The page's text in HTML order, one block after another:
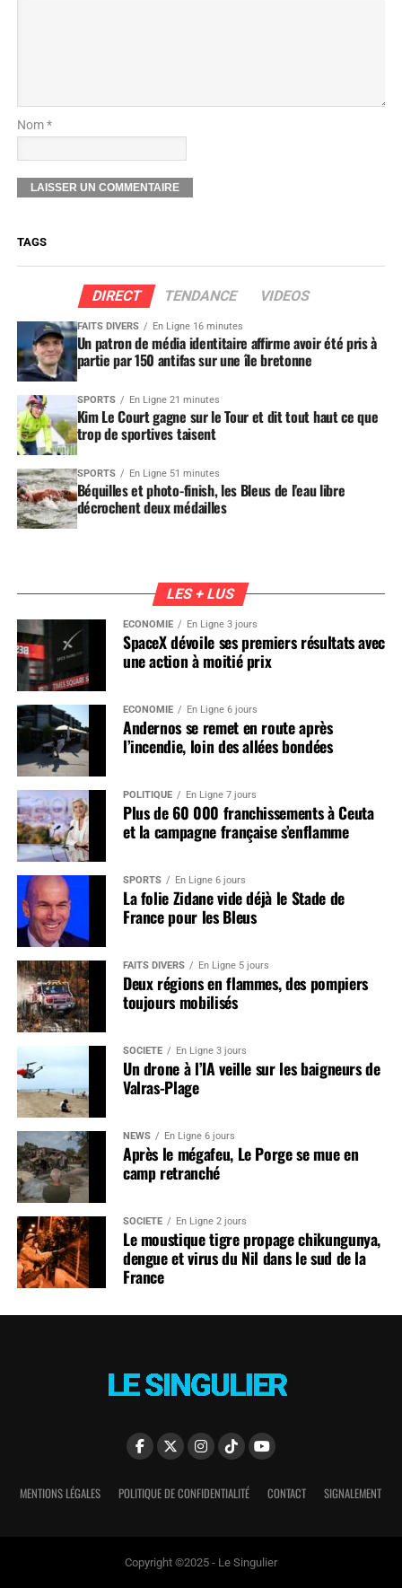
Nom *
TAGS
DIRECT TENDANCE VIDEOS
FAITS DIVERS En Ligne 16 minutes
Un patron de média identitaire affirme avoir été pris à
partie par 150 antifas sur une île bretonne
SPORTS En Ligne 21 minutes
Kim Le Court gagne sur le Tour et dit tout haut ce que
trop de sportives taisent
SPORTS En Ligne 51 minutes
Béquilles et photo-finish, les Bleus de l’eau libre
décrochent deux médailles
LES + LUS
ÉCONOMIE En Ligne 3 jours
SpaceX dévoile ses premiers résultats avec
une action à moitié prix
ÉCONOMIE En Ligne 6 jours
Andernos se remet en route après
l’incendie, loin des allées bondées
POLITIQUE En Ligne 7 jours
Plus de 60 000 franchissements à Ceuta
et la campagne française s’enflamme
SPORTS En Ligne 6 jours
La folie Zidane vide déjà le Stade de
France pour les Bleus
FAITS DIVERS En Ligne 5 jours
Deux régions en flammes, des pompiers
toujours mobilisés
SOCIÉTÉ En Ligne 3 jours
Un drone à l’IA veille sur les baigneurs de
Valras-Plage
NEWS En Ligne 6 jours
Après le mégafeu, Le Porge se mue en
camp retranché
SOCIÉTÉ En Ligne 2 jours
Le moustique tigre propage chikungunya,
dengue et virus du Nil dans le sud de la
France
MENTIONS LÉGALES POLITIQUE DE CONFIDENTIALITÉ CONTACT SIGNALEMENT
Copyright ©2025 - Le Singulier